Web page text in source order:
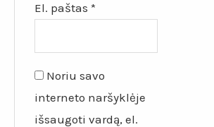
El. paštas*
Noriu savo
interneto naršyklėje
išsaugoti vardą, el.